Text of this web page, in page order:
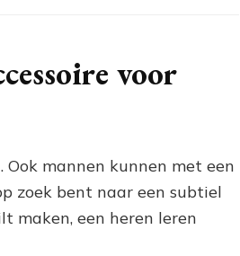
Een voor
mannen kunnen met een
zoek bent naar een subtiel
maken, een heren leren